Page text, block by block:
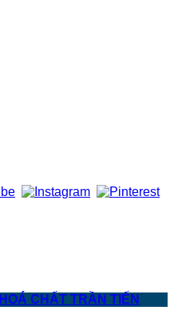
HOÁ CHẤT TRẦN TIẾN